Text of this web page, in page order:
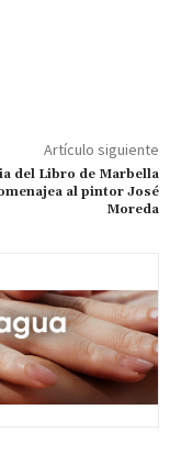
Artículo siguiente
del Libro de Marbella
al pintor José
Moreda